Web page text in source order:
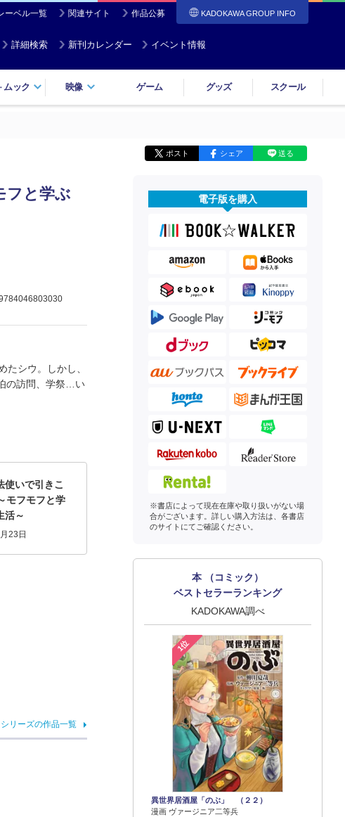
ーベル一覧 関連サイト 作品公募 KADOKAWA GROUP INFO
詳細検索 新刊カレンダー イベント情報
ムック 映像 ゲーム グッズ スクール
ポスト シェア 送る
フと学ぶ
シウ。しかし、
の訪問、学祭…い
使いで引きこ
モフモフと学
活～
23日
シリーズの作品一覧
電子版を購入
※書店によって現在在庫や取り扱いがない場
合がございます。詳しい購入方法は、各書店
のサイトにてご確認ください。
本 （コミック）
ベストセラーランキング
KADOKAWA調べ
1位
異世界居酒屋「のぶ」 （２２）
漫画 ヴァージニア二等兵